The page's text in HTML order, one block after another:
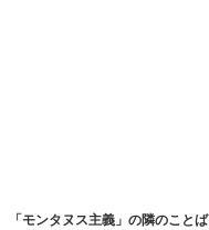
「モンタヌス主義」の隣のことば